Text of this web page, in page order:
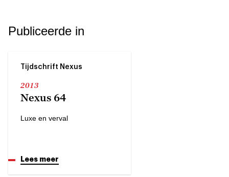
Publiceerde in
Tijdschrift Nexus
2013
Nexus 64
Luxe en verval
Lees meer